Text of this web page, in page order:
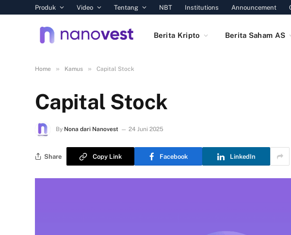
Produk Video Tentang NBT Institutions Announcement
Berita Kripto Berita Saham AS
Home » Kamus » Capital Stock
Capital Stock
By Nona dari Nanovest 24 Juni 2025
Share Copy Link Facebook LinkedIn